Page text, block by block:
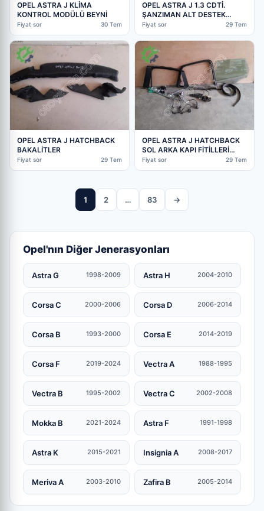
OPEL ASTRA J KLİMA
KONTROL MODÜLÜ BEYNİ
Fiyat sor 30 Tem
OPEL ASTRA J 1.3 CDTİ.
ŞANZIMAN ALT DESTEK
BAĞLANTISI
Fiyat sor 29 Tem
OPEL ASTRA J HATCHBACK
BAKALİTLER
Fiyat sor 29 Tem
OPEL ASTRA J HATCHBACK
SOL ARKA KAPI FİTİLLERİ
KOMPLE AYRI AYRI V
Fiyat sor 29 Tem
1 2 … 83 →
Opel'nın Diğer Jenerasyonları
Astra G 1998-2009 Astra H 2004-2010
Corsa C 2000-2006 Corsa D 2006-2014
Corsa B 1993-2000 Corsa E 2014-2019
Corsa F 2019-2024 Vectra A 1988-1995
Vectra B 1995-2002 Vectra C 2002-2008
Mokka B 2021-2024 Astra F 1991-1998
Astra K 2015-2021 Insignia A 2008-2017
Meriva A 2003-2010 Zafira B 2005-2014